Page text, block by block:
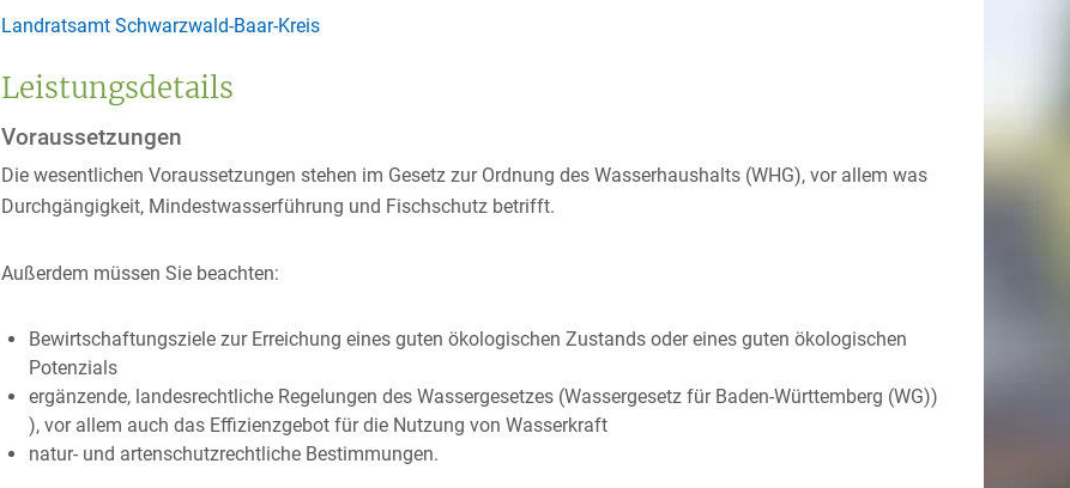
Landratsamt Schwarzwald-Baar-Kreis
Leistungsdetails
Voraussetzungen
Die wesentlichen Voraussetzungen stehen im Gesetz zur Ordnung des Wasserhaushalts (WHG), vor allem was
Durchgängigkeit, Mindestwasserführung und Fischschutz betrifft.
Außerdem müssen Sie beachten:
Bewirtschaftungsziele zur Erreichung eines guten ökologischen Zustands oder eines guten ökologischen
Potenzials
ergänzende, landesrechtliche Regelungen des Wassergesetzes (Wassergesetz für Baden-Württemberg (WG))
), vor allem auch das Effizienzgebot für die Nutzung von Wasserkraft
natur- und artenschutzrechtliche Bestimmungen.